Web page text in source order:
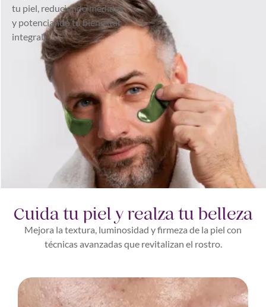
tu piel, reduciendo medidas
y potenciando tu bienestar
integral.
Cuida tu piel y realza tu belleza
Mejora la textura, luminosidad y firmeza de la piel con
técnicas avanzadas que revitalizan el rostro.